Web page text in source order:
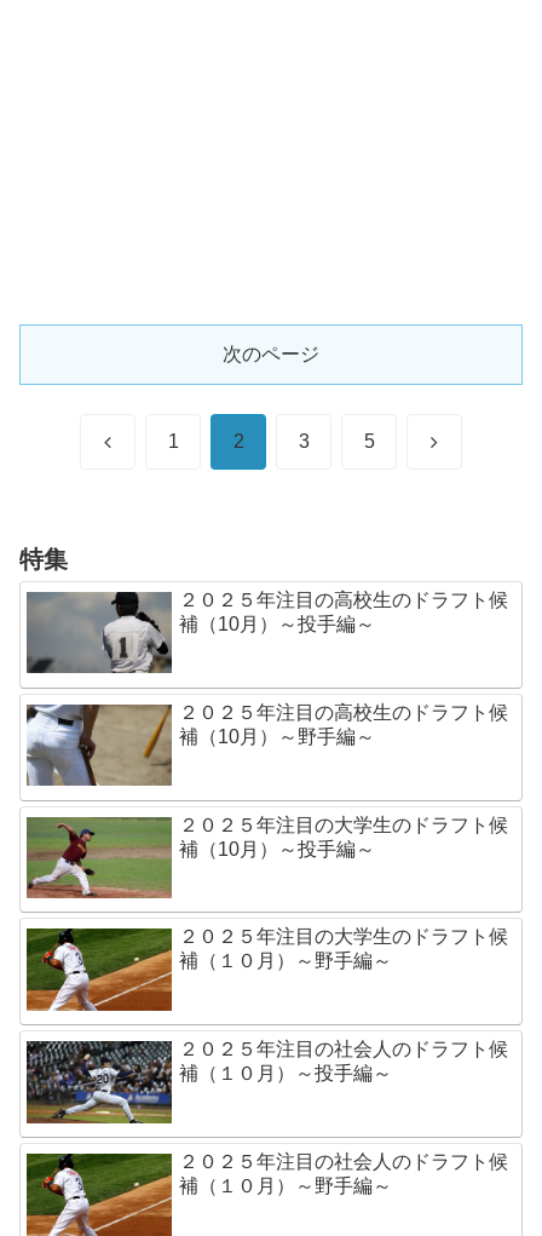
次のページ
前 1 2 3 5 次
特集
２０２５年注目の高校生のドラフト候
補（10月）～投手編～
２０２５年注目の高校生のドラフト候
補（10月）～野手編～
２０２５年注目の大学生のドラフト候
補（10月）～投手編～
２０２５年注目の大学生のドラフト候
補（１０月）～野手編～
２０２５年注目の社会人のドラフト候
補（１０月）～投手編～
２０２５年注目の社会人のドラフト候
補（１０月）～野手編～